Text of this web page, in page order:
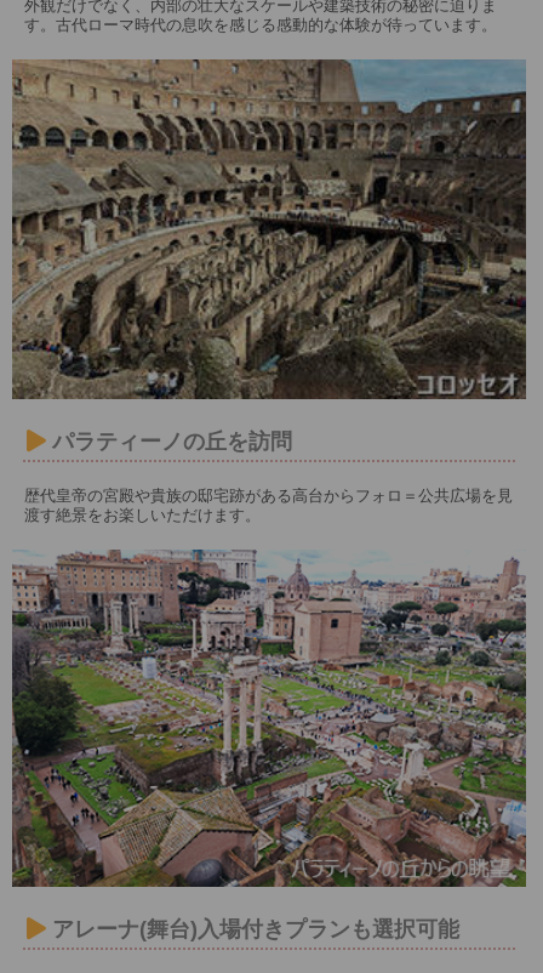
外観だけでなく、内部の壮大なスケールや建築技術の秘密に迫りま
す。古代ローマ時代の息吹を感じる感動的な体験が待っています。
パラティーノの丘を訪問
歴代皇帝の宮殿や貴族の邸宅跡がある高台からフォロ＝公共広場を見
渡す絶景をお楽しいただけます。
アレーナ(舞台)入場付きプランも選択可能